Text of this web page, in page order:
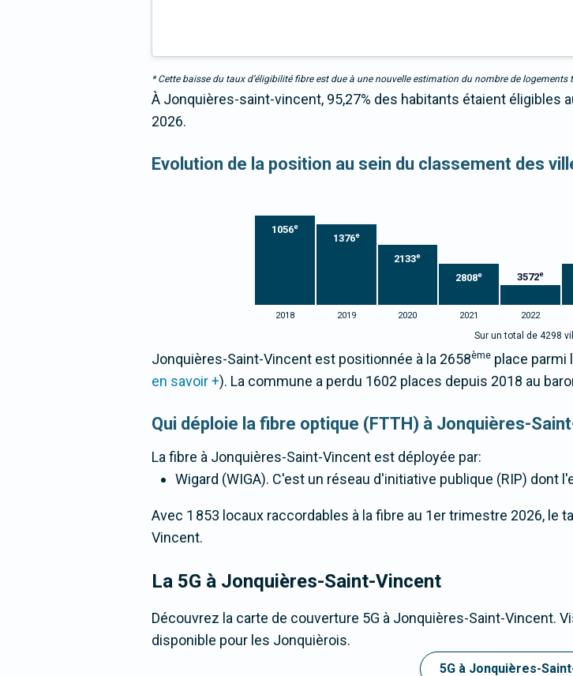
* Cette baisse du taux d’éligibilité fibre est due à une nouvelle estimation du nombre de logements
À Jonquières-saint-vincent, 95,27% des habitants étaient éligibles
2026.
Evolution de la position au sein du classement des
1056e
1376e
2133e
2808e 3572e
2018 2019 2020 2021 2022
Sur un total de 4298
Jonquières-Saint-Vincent est positionnée à la 2658ème place parmi
en savoir +). La commune a perdu 1602 places depuis 2018 au
Qui déploie la fibre optique (FTTH) à Jonquières-
La fibre à Jonquières-Saint-Vincent est déployée par:
Wigard (WIGA). C'est un réseau d'initiative publique (RIP) dont
Avec 1 853 locaux raccordables à la fibre au 1er trimestre 2026, le
Vincent.
La 5G à Jonquières-Saint-Vincent
Découvrez la carte de couverture 5G à Jonquières-Saint-Vincent.
disponible pour les Jonquièrois.
5G à Jonquières-